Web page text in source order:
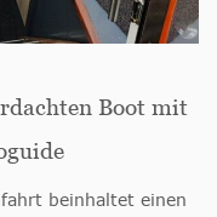
Boot mit
beinhaltet einen